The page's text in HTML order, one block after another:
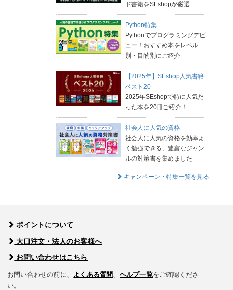
ド書籍をSEshopが厳選
Python特集
Pythonでプログラミングデビ
ュー！おすすめ本をレベル
別・目的別にご紹介
【2025年】SEshop人気書籍
ベスト20
2025年SEshopで特に人気だ
った本を20冊ご紹介！
社会人に人気の資格
社会人に人気の資格を効率よ
く勉強できる、豊富なジャン
ルの対策書を集めました
キャンペーン・特集一覧を見る
ポイントについて
大口注文・法人のお客様へ
お問い合わせはこちら
お問い合わせの前に、 よくある質問、ヘルプ一覧をご確認くださ
い。